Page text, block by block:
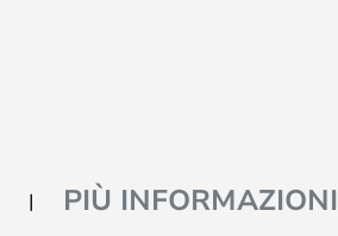
PIÙ INFORMAZIONI